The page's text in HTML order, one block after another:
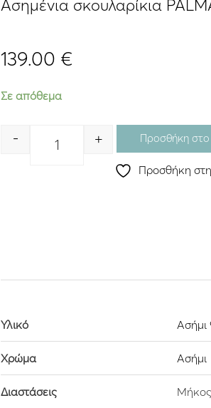
Ασημένια σκουλαρίκια
139.00 €
Σε απόθεμα
Quantity
- + Προσθήκη στο
Προσθήκη
Υλικό Ασήμι
Χρώμα Ασήμι
Διαστάσεις